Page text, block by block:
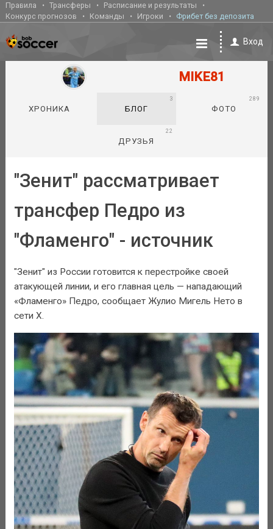
Правила Трансферы
Расписание и результаты
Конкурс прогнозов
Команды Игроки Фрибет без депозита
Вход
MIKE81
ХРОНИКА БЛОГ
3
ФОТО
289
ДРУЗЬЯ
22
"Зенит" рассматривает
трансфер Педро из
"Фламенго" - источник
"Зенит" из России готовится к перестройке своей
атакующей линии, и его главная цель — нападающий
«Фламенго» Педро, сообщает Жулио Мигель Нето в
сети X.